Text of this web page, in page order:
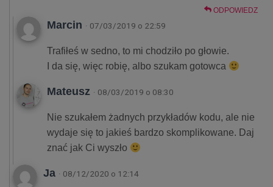
ODPOWIEDZ
Marcin · 07/03/2019 o 22:59
Trafiłeś w sedno, to mi chodziło po głowie.
I da się, więc robię, albo szukam gotowca
Mateusz · 08/03/2019 o 08:30
Nie szukałem żadnych przykładów kodu, ale nie
wydaje się to jakieś bardzo skomplikowane. Daj
znać jak Ci wyszło
Ja · 08/12/2020 o 12:14